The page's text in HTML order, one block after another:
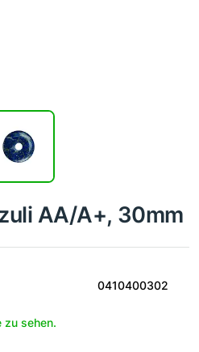
AA/A+, 30mm
0410400302
zu sehen.